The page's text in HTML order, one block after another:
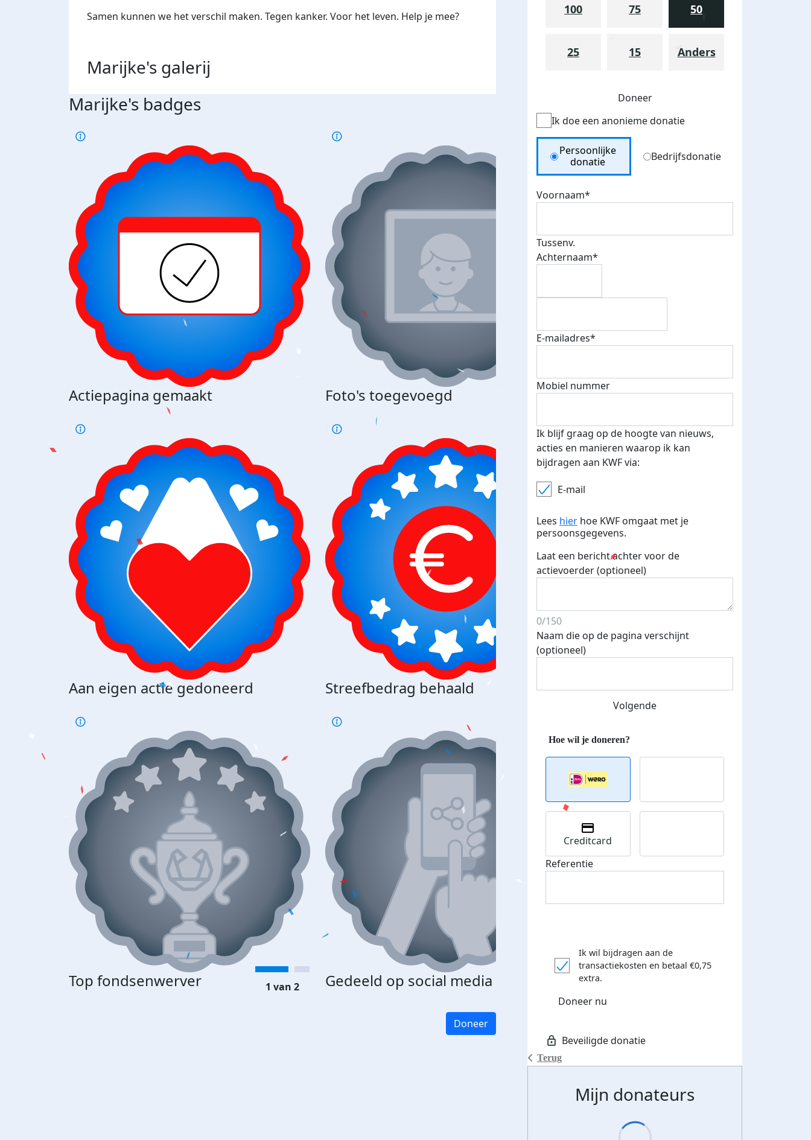
Samen kunnen we het verschil maken. Tegen kanker. Voor het leven. Help je mee?
Marijke's galerij
Marijke's badges
Actiepagina gemaakt Foto's toegevoegd E-mails verstuurd
Aan eigen actie gedoneerd Streefbedrag behaald Streefbedrag verhoogd
Top fondsenwerver Gedeeld op social media Donateurs bedankt
Bij 500 euro aan donaties ontvang
je je speciale KWF t-shirt!
1 van 2
Doneer
100 75 50
25 15 Anders
Doneer
Ik doe een anonieme donatie
Donation Type
Persoonlijke
donatie
Bedrijfsdonatie
Voornaam*
Tussenv.
Achternaam*
E-mailadres*
Mobiel nummer
Ik blijf graag op de hoogte van nieuws,
acties en manieren waarop ik kan
bijdragen aan KWF via:
E-mail
Lees hier hoe KWF omgaat met je
persoonsgegevens.
Laat een bericht achter voor de
actievoerder (optioneel)
0/150
Naam die op de pagina verschijnt
(optioneel)
Volgende
Terug
Creditcard
Referentie
Ik wil bijdragen aan de
transactiekosten en betaal €0,75
extra.
Doneer nu
Mijn donateurs